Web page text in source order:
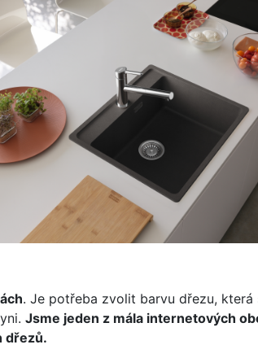
. Je potřeba zvolit barvu dřezu, která
Jsme jeden z mála internetových
dřezů.